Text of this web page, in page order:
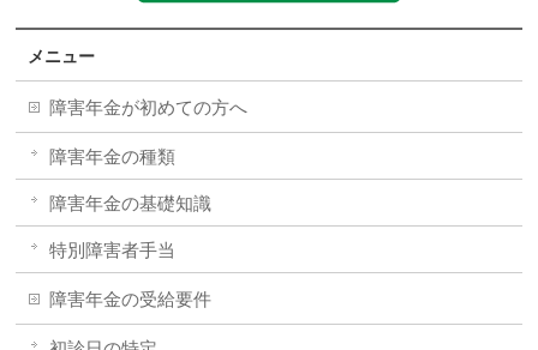
メニュー
障害年金が初めての方へ
障害年金の種類
障害年金の基礎知識
特別障害者手当
障害年金の受給要件